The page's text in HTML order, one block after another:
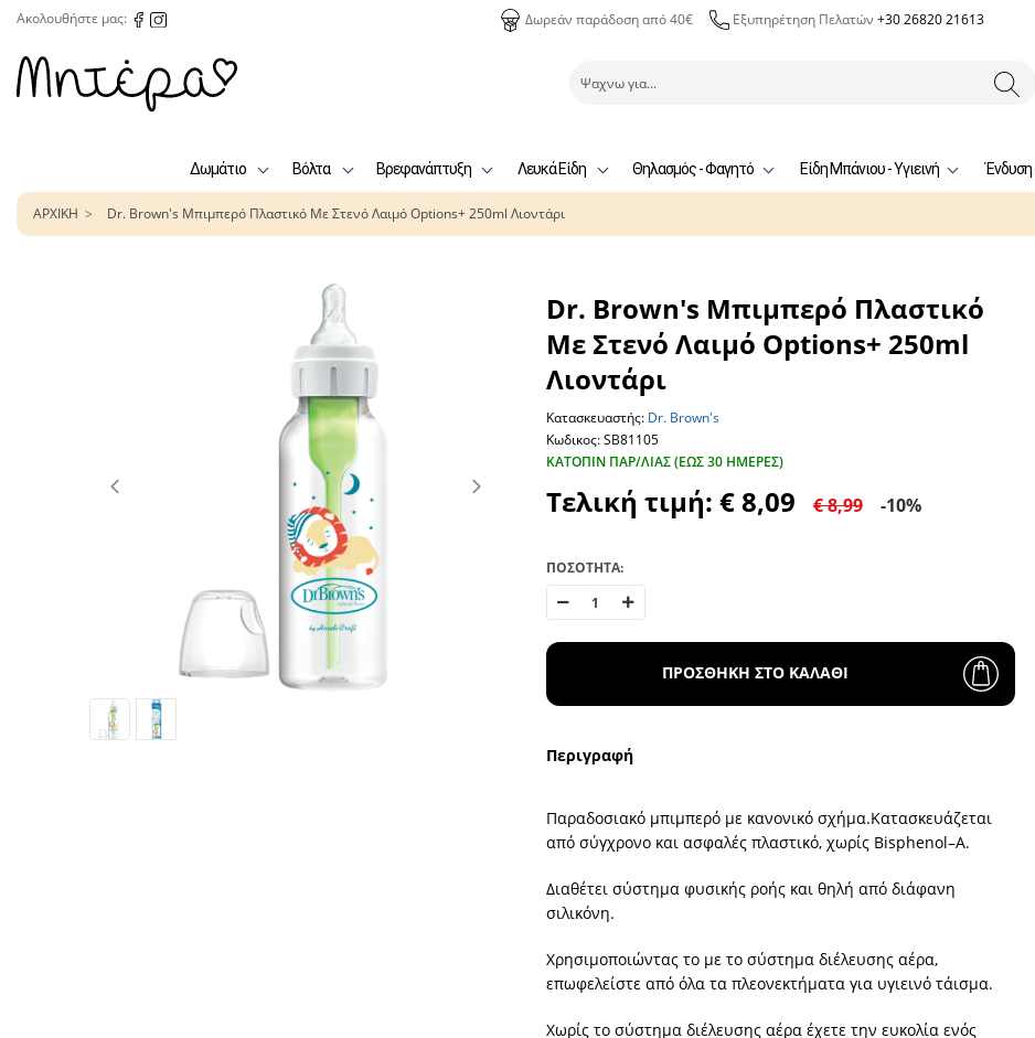
Ακολουθήστε μας: Δωρεάν παράδοση από 40€ Εξυπηρέτηση Πελατών +30 26820 21613
Δωμάτιο Βόλτα Βρεφανάπτυξη Λευκά Είδη Θηλασμός - Φαγητό Είδη Μπάνιου - Υγιεινή Ένδυση
ΑΡΧΙΚΗ Dr. Brown's Μπιμπερό Πλαστικό Με Στενό Λαιμό Options+ 250ml Λιοντάρι
Dr. Brown's Μπιμπερό Πλαστικό
Με Στενό Λαιμό Options+ 250ml
Λιοντάρι
Κατασκευαστής: Dr. Brown's
Κωδικος: SB81105
ΚΑΤΌΠΙΝ ΠΑΡ/ΛΊΑΣ (ΕΏΣ 30 ΗΜΈΡΕΣ)
Τελική τιμή: € 8,09 € 8,99 -10%
ΠΟΣΟΤΗΤΑ:
ΠΡΟΣΘΗΚΗ ΣΤΟ ΚΑΛΑΘΙ
Περιγραφή
Παραδοσιακό μπιμπερό με κανονικό σχήμα.Κατασκευάζεται
από σύγχρονο και ασφαλές πλαστικό, χωρίς Bisphenol–A.
Διαθέτει σύστημα φυσικής ροής και θηλή από διάφανη
σιλικόνη.
Χρησιμοποιώντας το με το σύστημα διέλευσης αέρα,
επωφελείστε από όλα τα πλεονεκτήματα για υγιεινό τάισμα.
Χωρίς το σύστημα διέλευσης αέρα έχετε την ευκολία ενός